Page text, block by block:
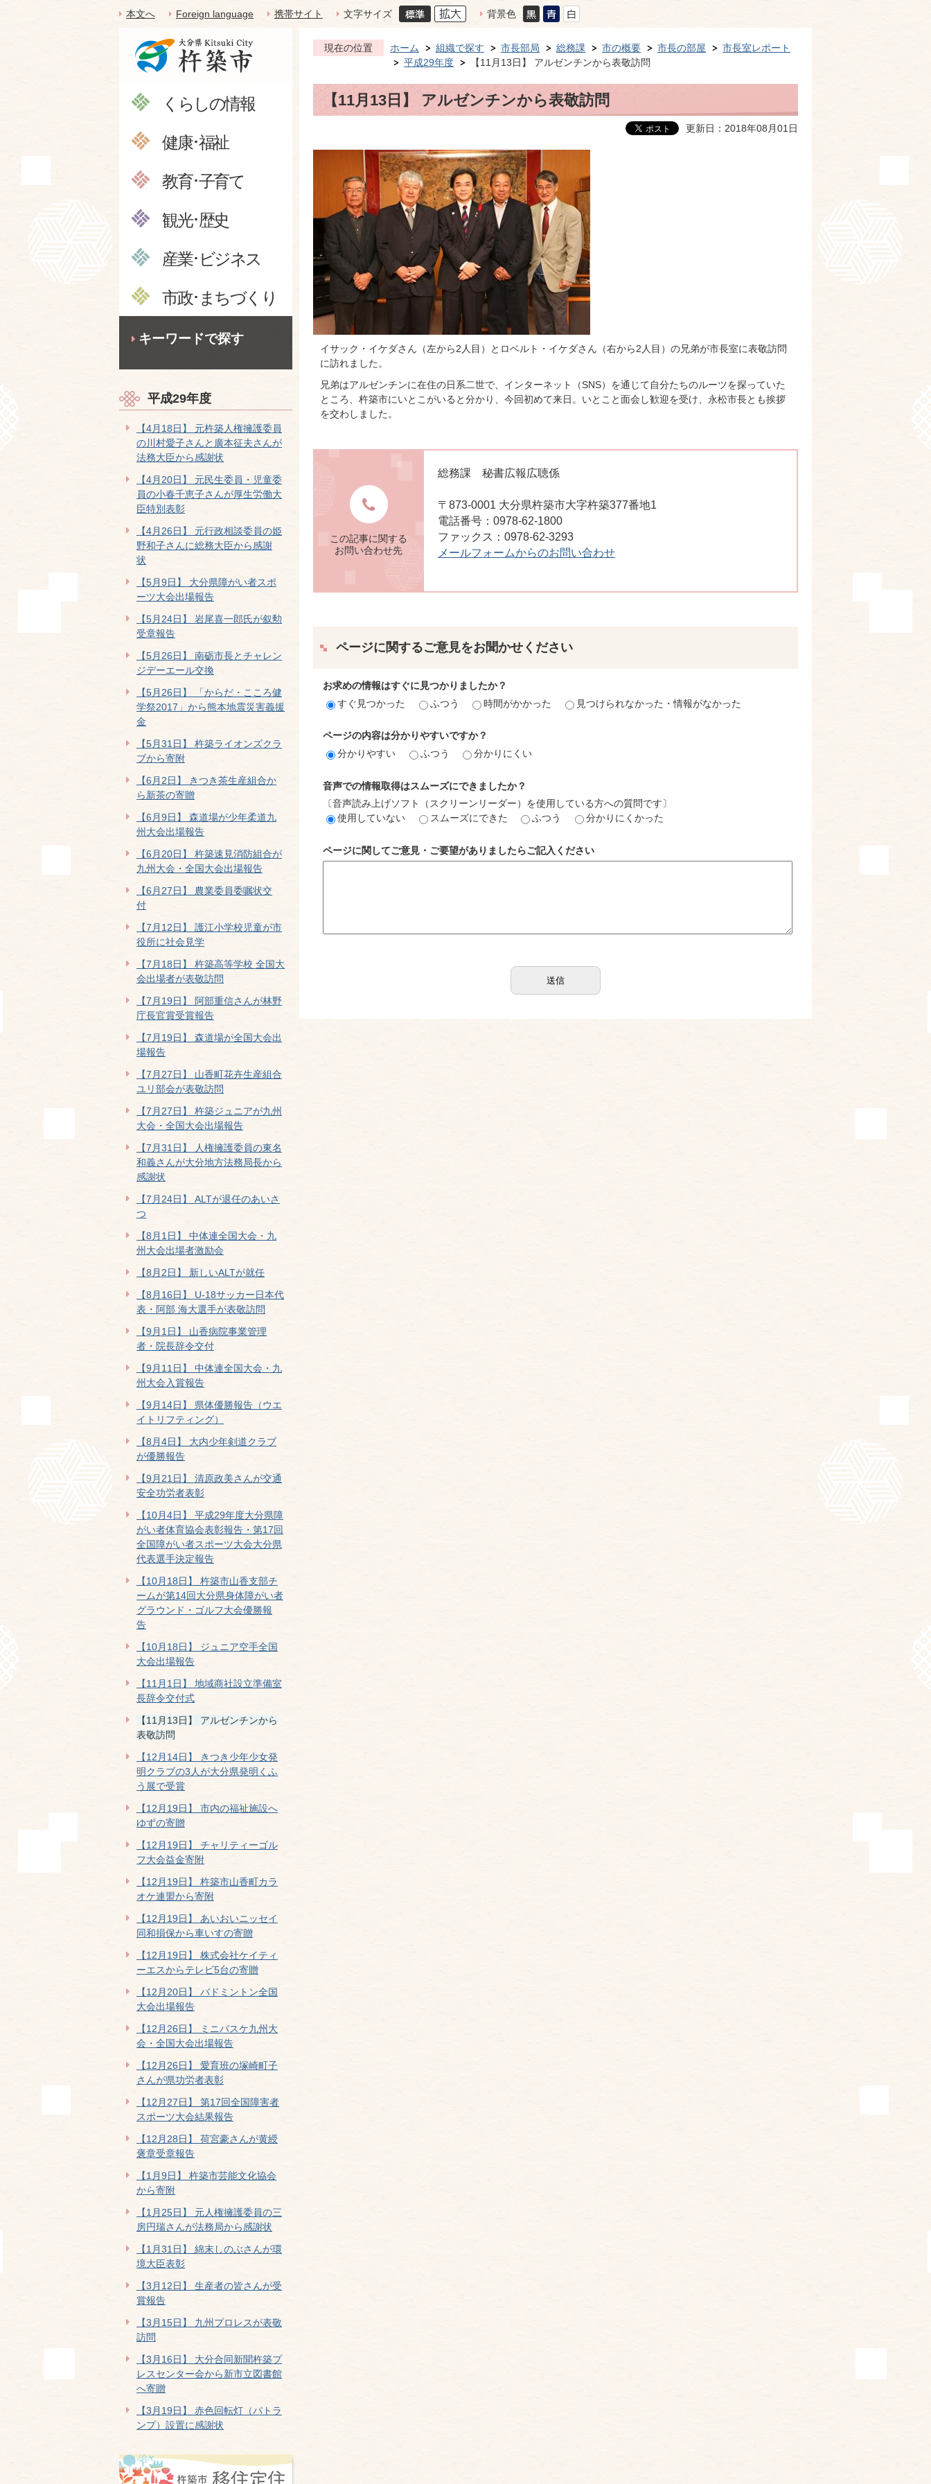
本文へ Foreign language 携帯サイト 文字サイズ 背景色
くらしの情報
健康･福祉
教育･子育て
観光･歴史
産業･ビジネス
市政･まちづくり
キーワードで探す
平成29年度
【4月18日】 元杵築人権擁護委員
の川村愛子さんと廣本征夫さんが
法務大臣から感謝状
【4月20日】 元民生委員・児童委
員の小春千恵子さんが厚生労働大
臣特別表彰
【4月26日】 元行政相談委員の姫
野和子さんに総務大臣から感謝
状
【5月9日】 大分県障がい者スポ
ーツ大会出場報告
【5月24日】 岩尾喜一郎氏が叙勲
受章報告
【5月26日】 南砺市長とチャレン
ジデーエール交換
【5月26日】 「からだ・こころ健
学祭2017」から熊本地震災害義援
金
【5月31日】 杵築ライオンズクラ
ブから寄附
【6月2日】 きつき茶生産組合か
ら新茶の寄贈
【6月9日】 森道場が少年柔道九
州大会出場報告
【6月20日】 杵築速見消防組合が
九州大会・全国大会出場報告
【6月27日】 農業委員委嘱状交
付
【7月12日】 護江小学校児童が市
役所に社会見学
【7月18日】 杵築高等学校 全国大
会出場者が表敬訪問
【7月19日】 阿部重信さんが林野
庁長官賞受賞報告
【7月19日】 森道場が全国大会出
場報告
【7月27日】 山香町花卉生産組合
ユリ部会が表敬訪問
【7月27日】 杵築ジュニアが九州
大会・全国大会出場報告
【7月31日】 人権擁護委員の東名
和義さんが大分地方法務局長から
感謝状
【7月24日】 ALTが退任のあいさ
つ
【8月1日】 中体連全国大会・九
州大会出場者激励会
【8月2日】 新しいALTが就任
【8月16日】 U-18サッカー日本代
表・阿部 海大選手が表敬訪問
【9月1日】 山香病院事業管理
者・院長辞令交付
【9月11日】 中体連全国大会・九
州大会入賞報告
【9月14日】 県体優勝報告（ウエ
イトリフティング）
【8月4日】 大内少年剣道クラブ
が優勝報告
【9月21日】 清原政美さんが交通
安全功労者表彰
【10月4日】 平成29年度大分県障
がい者体育協会表彰報告・第17回
全国障がい者スポーツ大会大分県
代表選手決定報告
【10月18日】 杵築市山香支部チ
ームが第14回大分県身体障がい者
グラウンド・ゴルフ大会優勝報
告
【10月18日】 ジュニア空手全国
大会出場報告
【11月1日】 地域商社設立準備室
長辞令交付式
【11月13日】 アルゼンチンから
表敬訪問
【12月14日】 きつき少年少女発
明クラブの3人が大分県発明くふ
う展で受賞
【12月19日】 市内の福祉施設へ
ゆずの寄贈
【12月19日】 チャリティーゴル
フ大会益金寄附
【12月19日】 杵築市山香町カラ
オケ連盟から寄附
【12月19日】 あいおいニッセイ
同和損保から車いすの寄贈
【12月19日】 株式会社ケイティ
ーエスからテレビ5台の寄贈
【12月20日】 バドミントン全国
大会出場報告
【12月26日】 ミニバスケ九州大
会・全国大会出場報告
【12月26日】 愛育班の塚崎町子
さんが県功労者表彰
【12月27日】 第17回全国障害者
スポーツ大会結果報告
【12月28日】 荷宮豪さんが黄綬
褒章受章報告
【1月9日】 杵築市芸能文化協会
から寄附
【1月25日】 元人権擁護委員の三
房円瑞さんが法務局から感謝状
【1月31日】 綿末しのぶさんが環
境大臣表彰
【3月12日】 生産者の皆さんが受
賞報告
【3月15日】 九州プロレスが表敬
訪問
【3月16日】 大分合同新聞杵築プ
レスセンター会から新市立図書館
へ寄贈
【3月19日】 赤色回転灯（パトラ
ンプ）設置に感謝状
現在の位置 ホーム 組織で探す 市長部局 総務課 市の概要 市長の部屋
市長室レポート
平成29年度
【11月13日】 アルゼンチンから表敬訪問
【11月13日】 アルゼンチンから表敬訪問
更新日：2018年08月01日
イサック・イケダさん（左から2人目）とロベルト・イケダさん（右から2人目）の兄弟が市長室に表敬訪問
に訪れました。
兄弟はアルゼンチンに在住の日系二世で、インターネット（SNS）を通じて自分たちのルーツを探っていた
ところ、杵築市にいとこがいると分かり、今回初めて来日。いとこと面会し歓迎を受け、永松市長とも挨拶
を交わしました。
この記事に関する
お問い合わせ先
総務課 秘書広報広聴係
〒873-0001 大分県杵築市大字杵築377番地1
電話番号：0978-62-1800
ファックス：0978-62-3293
メールフォームからのお問い合わせ
ページに関するご意見をお聞かせください
お求めの情報はすぐに見つかりましたか？
すぐ見つかった
ふつう 時間がかかった 見つけられなかった・情報がなかった
ページの内容は分かりやすいですか？
分かりやすい
ふつう 分かりにくい
音声での情報取得はスムーズにできましたか？
〔音声読み上げソフト（スクリーンリーダー）を使用している方への質問です〕
使用していない
スムーズにできた ふつう 分かりにくかった
ページに関してご意見・ご要望がありましたらご記入ください